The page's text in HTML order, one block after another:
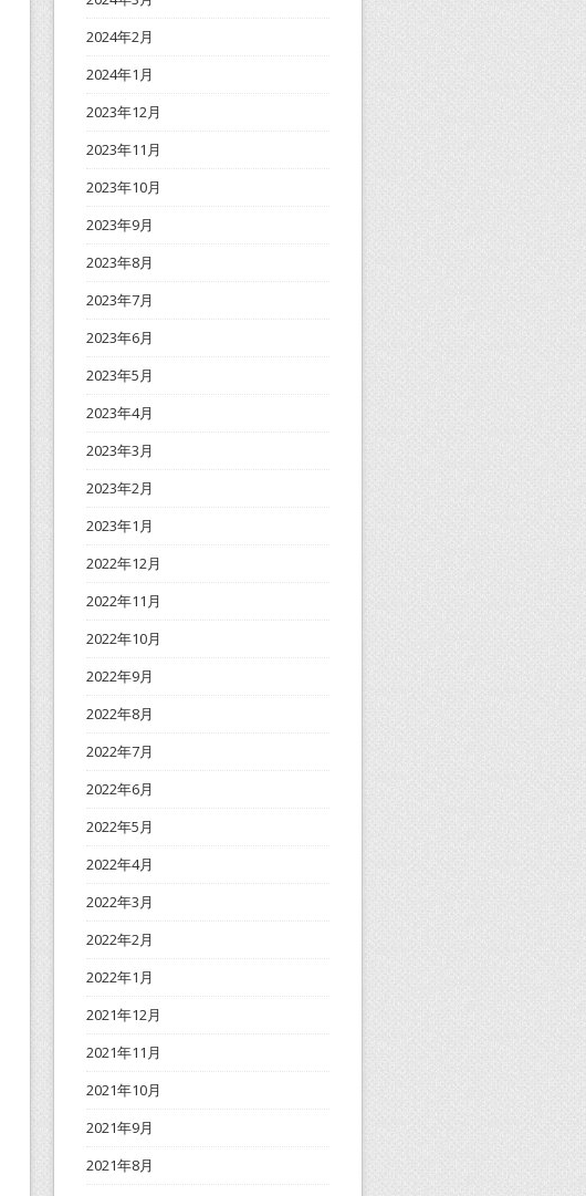
2024年2月
2024年1月
2023年12月
2023年11月
2023年10月
2023年9月
2023年8月
2023年7月
2023年6月
2023年5月
2023年4月
2023年3月
2023年2月
2023年1月
2022年12月
2022年11月
2022年10月
2022年9月
2022年8月
2022年7月
2022年6月
2022年5月
2022年4月
2022年3月
2022年2月
2022年1月
2021年12月
2021年11月
2021年10月
2021年9月
2021年8月